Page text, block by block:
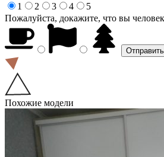
1
2 3 4
5
Пожалуйста, докажите, что вы
Похожие модели